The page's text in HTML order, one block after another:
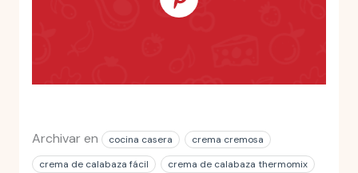
Archivar en cocina casera
crema cremosa
crema de calabaza fácil
crema de calabaza thermomix